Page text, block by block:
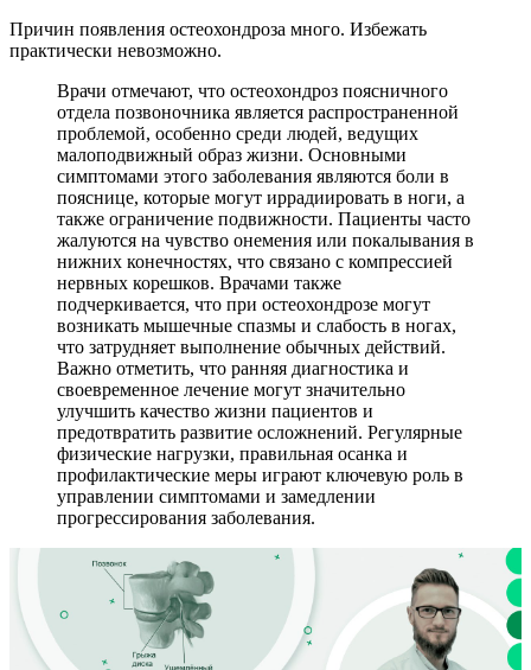
Причин появления остеохондроза много. Избежать
практически невозможно.
Врачи отмечают, что остеохондроз поясничного
отдела позвоночника является распространенной
проблемой, особенно среди людей, ведущих
малоподвижный образ жизни. Основными
симптомами этого заболевания являются боли в
пояснице, которые могут иррадиировать в ноги, а
также ограничение подвижности. Пациенты часто
жалуются на чувство онемения или покалывания в
нижних конечностях, что связано с компрессией
нервных корешков. Врачами также
подчеркивается, что при остеохондрозе могут
возникать мышечные спазмы и слабость в ногах,
что затрудняет выполнение обычных действий.
Важно отметить, что ранняя диагностика и
своевременное лечение могут значительно
улучшить качество жизни пациентов и
предотвратить развитие осложнений. Регулярные
физические нагрузки, правильная осанка и
профилактические меры играют ключевую роль в
управлении симптомами и замедлении
прогрессирования заболевания.